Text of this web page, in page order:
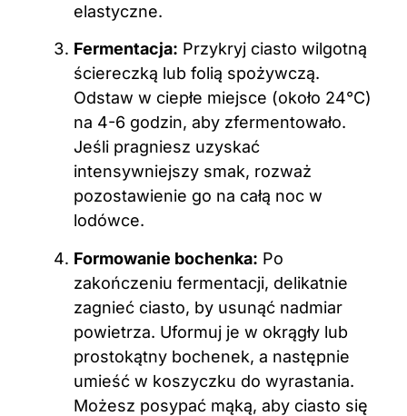
elastyczne.
Fermentacja: Przykryj ciasto wilgotną
ściereczką lub folią spożywczą.
Odstaw w ciepłe miejsce (około 24°C)
na 4-6 godzin, aby zfermentowało.
Jeśli pragniesz uzyskać
intensywniejszy smak, rozważ
pozostawienie go na całą noc w
lodówce.
Formowanie bochenka: Po
zakończeniu fermentacji, delikatnie
zagnieć ciasto, by usunąć nadmiar
powietrza. Uformuj je w okrągły lub
prostokątny bochenek, a następnie
umieść w koszyczku do wyrastania.
Możesz posypać mąką, aby ciasto się